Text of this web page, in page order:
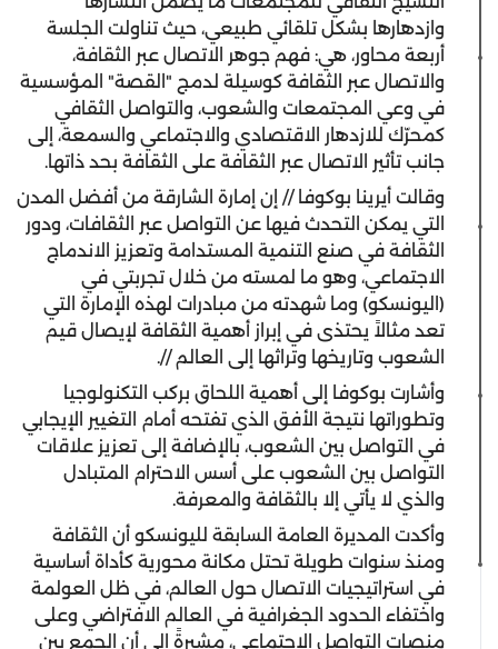
وازدهارها بشكل تلقائي طبيعي، حيث تناولت الجلسة
أربعة محاور، هي: فهم جوهر الاتصال عبر الثقافة،
والاتصال عبر الثقافة كوسيلة لدمج "القصة" المؤسسية
في وعي المجتمعات والشعوب، والتواصل الثقافي
كمحرّك للازدهار الاقتصادي والاجتماعي والسمعة، إلى
جانب تأثير الاتصال عبر الثقافة على الثقافة بحد ذاتها.
وقالت أيرينا بوكوفا // إن إمارة الشارقة من أفضل المدن
التي يمكن التحدث فيها عن التواصل عبر الثقافات، ودور
الثقافة في صنع التنمية المستدامة وتعزيز الاندماج
الاجتماعي، وهو ما لمسته من خلال تجربتي في
(اليونسكو) وما شهدته من مبادرات لهذه الإمارة التي
تعد مثالاً يحتذى في إبراز أهمية الثقافة لإيصال قيم
الشعوب وتاريخها وتراثها إلى العالم //.
وأشارت بوكوفا إلى أهمية اللحاق بركب التكنولوجيا
وتطوراتها نتيجة الأفق الذي تفتحه أمام التغيير الإيجابي
في التواصل بين الشعوب، بالإضافة إلى تعزيز علاقات
التواصل بين الشعوب على أسس الاحترام المتبادل
والذي لا يأتي إلا بالثقافة والمعرفة.
وأكدت المديرة العامة السابقة لليونسكو أن الثقافة
ومنذ سنوات طويلة تحتل مكانة محورية كأداة أساسية
في استراتيجيات الاتصال حول العالم، في ظل العولمة
واختفاء الحدود الجغرافية في العالم الافتراضي وعلى
منصات التواصل الاجتماعي، مشيرةً إلى أن الجمع بين